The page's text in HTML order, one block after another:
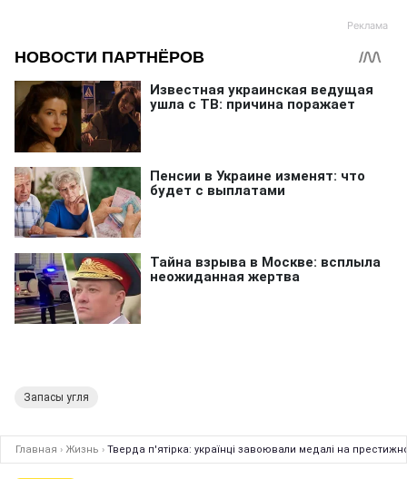
Запасы угля
Главная › Жизнь › Тверда п'ятірка: українці завоювали медалі на